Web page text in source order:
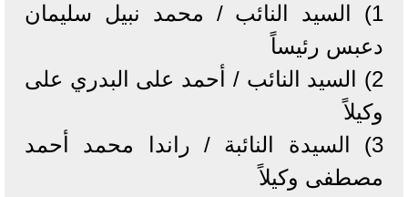
1) السيد النائب / محمد نبيل سليمان
دعبس رئيساً
2) السيد النائب / أحمد على البدري على
وكيلاً
3) السيدة النائبة / راندا محمد أحمد
مصطفى وكيلاً